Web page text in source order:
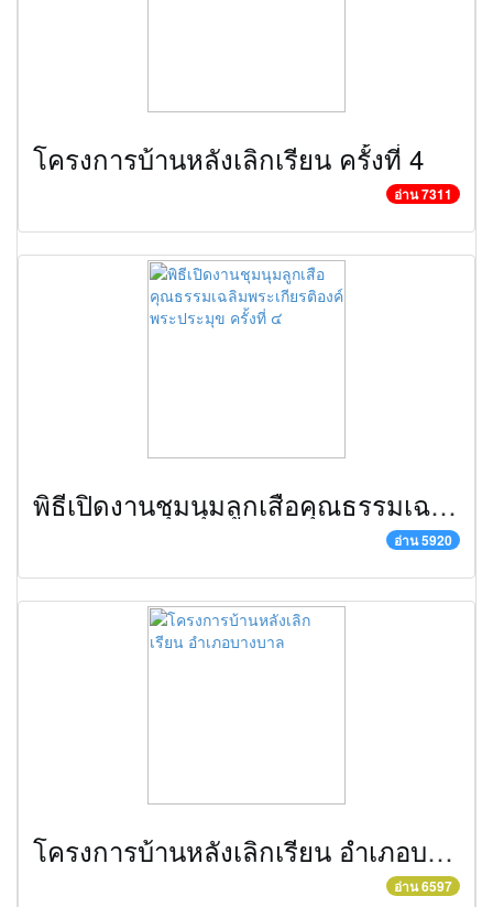
โครงการบ้านหลังเลิกเรียน ครั้งที่ 4
อ่าน 7311
พิธีเปิดงานชุมนุมลูกเสือคุณธรรมเฉลิมพระเกียรติองค์พระประมุข ครั้งที่ ๔
อ่าน 5920
โครงการบ้านหลังเลิกเรียน อำเภอบางบาล
อ่าน 6597